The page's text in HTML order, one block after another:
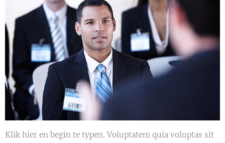
Klik hier en begin te typen. Voluptatem quia voluptas sit